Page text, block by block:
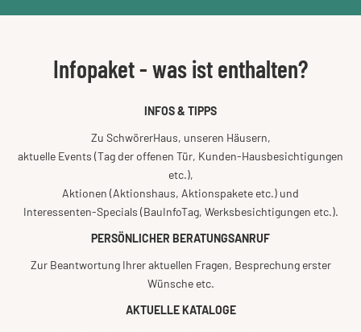
Infopaket - was ist enthalten?
INFOS & TIPPS
Zu SchwörerHaus, unseren Häusern,
aktuelle Events (Tag der offenen Tür, Kunden-Hausbesichtigungen
etc.),
Aktionen (Aktionshaus, Aktionspakete etc.) und
Interessenten-Specials (BauInfoTag, Werksbesichtigungen etc.).
PERSÖNLICHER BERATUNGSANRUF
Zur Beantwortung Ihrer aktuellen Fragen, Besprechung erster
Wünsche etc.
AKTUELLE KATALOGE